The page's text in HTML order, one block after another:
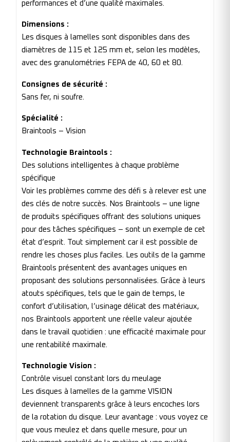
performances et d’une qualité maximales.
Dimensions :
Les disques à lamelles sont disponibles dans des
diamètres de 115 et 125 mm et, selon les modèles,
avec des granulométries FEPA de 40, 60 et 80.
Consignes de sécurité :
Sans fer, ni soufre.
Spécialité :
Braintools – Vision
Technologie Braintools :
Des solutions intelligentes à chaque problème
spécifique
Voir les problèmes comme des défi s à relever est une
des clés de notre succès. Nos Braintools – une ligne
de produits spécifiques offrant des solutions uniques
pour des tâches spécifiques – sont un exemple de cet
état d’esprit. Tout simplement car il est possible de
rendre les choses plus faciles. Les outils de la gamme
Braintools présentent des avantages uniques en
proposant des solutions personnalisées. Grâce à leurs
atouts spécifiques, tels que le gain de temps, le
confort d’utilisation, l’usinage délicat des matériaux,
nos Braintools apportent une réelle valeur ajoutée
dans le travail quotidien : une efficacité maximale pour
une rentabilité maximale.
Technologie Vision :
Contrôle visuel constant lors du meulage
Les disques à lamelles de la gamme VISION
deviennent transparents grâce à leurs encoches lors
de la rotation du disque. Leur avantage : vous voyez ce
que vous meulez et dans quelle mesure, pour un